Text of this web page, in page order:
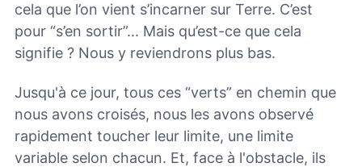
cela que l’on vient s’incarner sur Terre. C’est
pour “s’en sortir”... Mais qu’est-ce que cela
signifie ? Nous y reviendrons plus bas.
Jusqu'à ce jour, tous ces “verts” en chemin que
nous avons croisés, nous les avons observé
rapidement toucher leur limite, une limite
variable selon chacun. Et, face à l'obstacle, ils